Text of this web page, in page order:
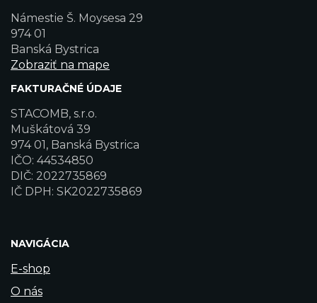
Námestie Š. Moysesa 29
974 01
Banská Bystrica
Zobraziť na mape
FAKTURAČNÉ ÚDAJE
STACOMB, s.r.o.
Muškátová 39
974 01, Banská Bystrica
IČO: 44534850
DIČ: 2022735869
IČ DPH: SK2022735869
NAVIGÁCIA
E-shop
O nás